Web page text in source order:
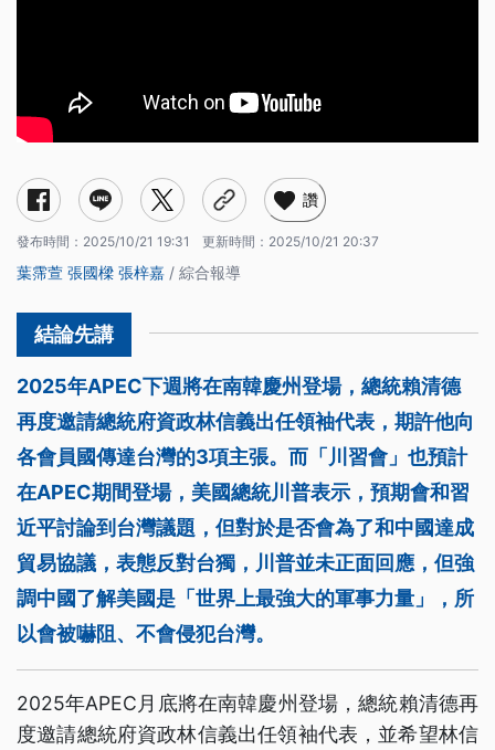
讚
發布時間： 2025/10/21 19:31 更新時間： 2025/10/21 20:37
葉霈萱 張國樑 張梓嘉 / 綜合報導
2025年APEC下週將在南韓慶州登場，總統賴清德
再度邀請總統府資政林信義出任領袖代表，期許他向
各會員國傳達台灣的3項主張。而「川習會」也預計
在APEC期間登場，美國總統川普表示，預期會和習
近平討論到台灣議題，但對於是否會為了和中國達成
貿易協議，表態反對台獨，川普並未正面回應，但強
調中國了解美國是「世界上最強大的軍事力量」，所
以會被嚇阻、不會侵犯台灣。
2025年APEC月底將在南韓慶州登場，總統賴清德再
度邀請總統府資政林信義出任領袖代表，並希望林信